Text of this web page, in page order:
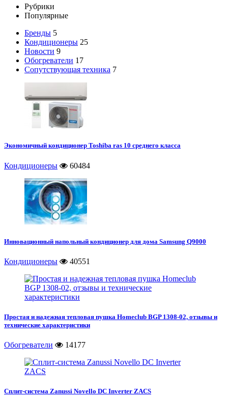
Рубрики
Популярные
Бренды 5
Кондиционеры 25
Новости 9
Обогреватели 17
Сопутствующая техника 7
Экономичный кондиционер Toshiba ras 10 среднего класса
Кондиционеры 60484
Инновационный напольный кондиционер для дома Samsung Q9000
Кондиционеры 40551
Простая и надежная тепловая пушка Homeclub BGP 1308-02, отзывы и
технические характеристики
Обогреватели 14177
Сплит-система Zanussi Novello DC Inverter ZACS